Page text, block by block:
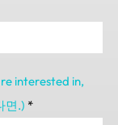
interested in,
면.) *